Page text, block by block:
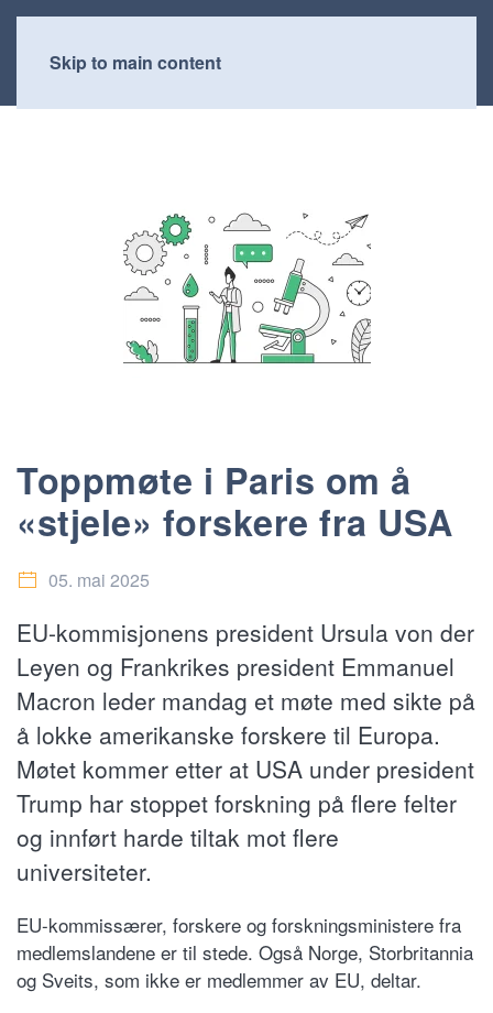
Skip to main content
Toppmøte i Paris om å
«stjele» forskere fra USA
05. mai 2025
EU-kommisjonens president Ursula von der
Leyen og Frankrikes president Emmanuel
Macron leder mandag et møte med sikte på
å lokke amerikanske forskere til Europa.
Møtet kommer etter at USA under president
Trump har stoppet forskning på flere felter
og innført harde tiltak mot flere
universiteter.
EU-kommissærer, forskere og forskningsministere fra
medlemslandene er til stede. Også Norge, Storbritannia
og Sveits, som ikke er medlemmer av EU, deltar.